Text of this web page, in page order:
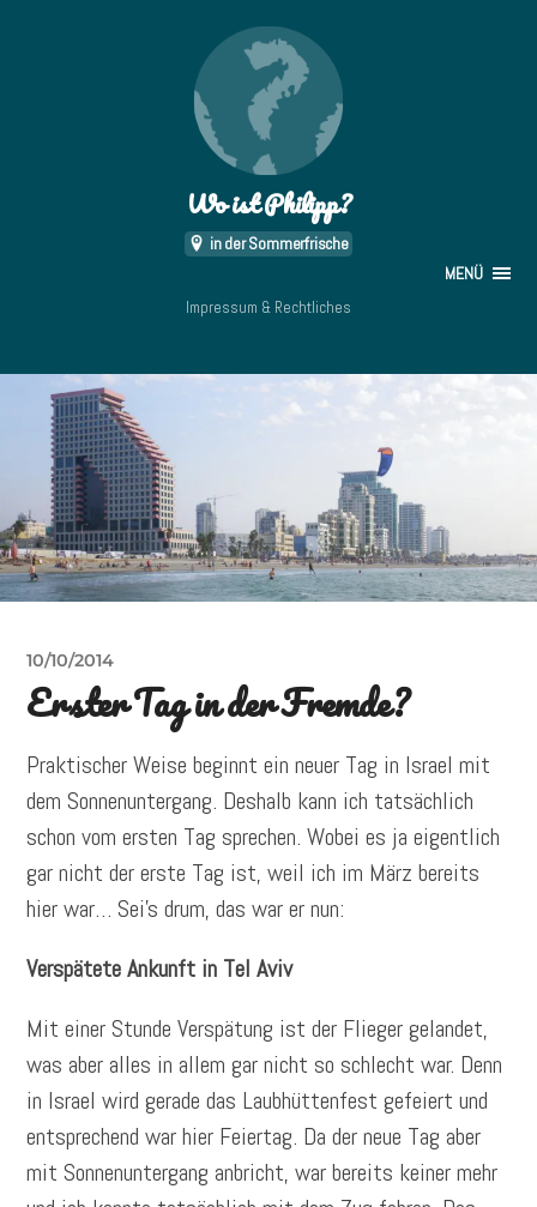
Wo ist Philipp?
in der Sommerfrische
MENÜ
Impressum & Rechtliches
10/10/2014
Erster Tag in der Fremde?
Praktischer Weise beginnt ein neuer Tag in Israel mit
dem Sonnenuntergang. Deshalb kann ich tatsächlich
schon vom ersten Tag sprechen. Wobei es ja eigentlich
gar nicht der erste Tag ist, weil ich im März bereits
hier war… Sei’s drum, das war er nun:
Verspätete Ankunft in Tel Aviv
Mit einer Stunde Verspätung ist der Flieger gelandet,
was aber alles in allem gar nicht so schlecht war. Denn
in Israel wird gerade das Laubhüttenfest gefeiert und
entsprechend war hier Feiertag. Da der neue Tag aber
mit Sonnenuntergang anbricht, war bereits keiner mehr